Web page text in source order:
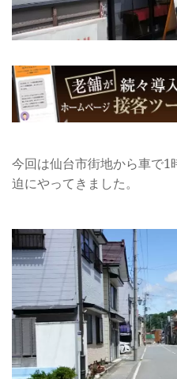
今回は仙台市街地から車で1
迫にやってきました。